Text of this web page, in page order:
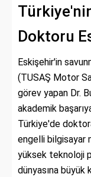
Doktoru
Eskişehir'in
(TUSAŞ Motor
görev yapan Dr.
akademik
Türkiye'de
engelli bilgisayar
yüksek teknoloji
dünyasına büyük